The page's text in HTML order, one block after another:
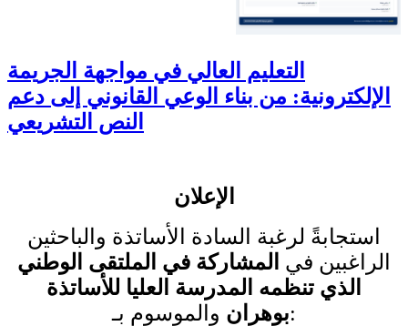
التعليم العالي في مواجهة الجريمة
الإلكترونية: من بناء الوعي القانوني إلى دعم
النص التشريعي
الإعلان
استجابةً لرغبة السادة الأساتذة والباحثين
الراغبين في المشاركة في الملتقى الوطني
الذي تنظمه المدرسة العليا للأساتذة
بوهران والموسوم بـ
: